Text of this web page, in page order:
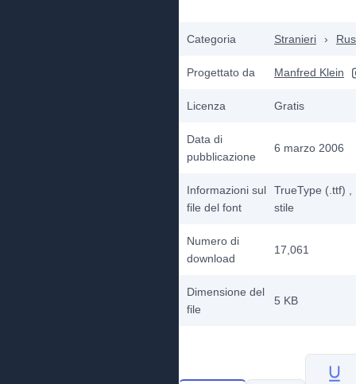
Categoria Stranieri ›
Progettato da Manfred Klein
Licenza Gratis
Data di
pubblicazione
6 marzo 2006
Informazioni sul
file del font
TrueType (.ttf)
stile
Numero di
download
17,061
Dimensione del
file
5 KB